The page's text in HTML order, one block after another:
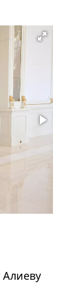
Алиеву